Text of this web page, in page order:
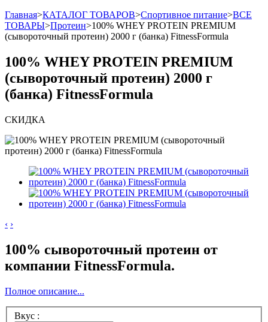
Главная>КАТАЛОГ ТОВАРОВ>Спортивное питание>ВСЕ
ТОВАРЫ>Протеин>100% WHEY PROTEIN PREMIUM
(сывороточный протеин) 2000 г (банка) FitnessFormula
100% WHEY PROTEIN PREMIUM
(сывороточный протеин) 2000 г
(банка) FitnessFormula
СКИДКА
‹ ›
100% сывороточный протеин от
компании FitnessFormula.
Полное описание...
Вкус :